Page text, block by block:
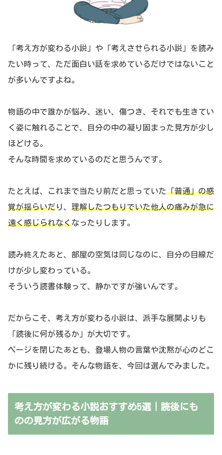
「考え方が変わる小説」や「考えさせられる小説」を読み
たい時って、ただ面白い話を求めているだけではないこと
が多いんですよね。
物語の中で誰かが悩み、迷い、傷つき、それでも生きてい
く姿に触れることで、自分の中の凝り固まった見方が少し
ほどける。
そんな時間を求めているのだと思うんです。
たとえば、これまで当たり前だと思っていた「普通」の感
覚が揺らいだり、 理解したつもりでいた他人の痛みが急に
遠く感じられなくなったりします。
読み終えたあと、部屋の空気は同じなのに、自分の目線だ
けが少し変わっている。
そういう読書体験って、静かですが強いんです。
だからこそ、考え方が変わる小説は、派手な展開よりも
「読後に何が残るか」が大切です。
ページを閉じたあとも、登場人物の言葉や沈黙が心のどこ
かに残り続ける。そんな物語を、今回は選んでみました。
考え方が変わる小説おすすめ5選｜読後にも
のの見方が広がる物語